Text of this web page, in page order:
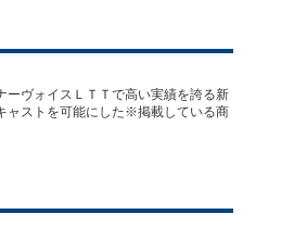
ーヴォイスＬＴＴで高い実績を誇る新
ャストを可能にした※掲載している商